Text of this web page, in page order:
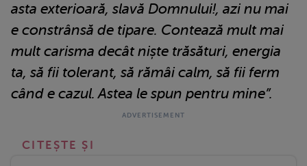
asta exterioară, slavă Domnului!, azi nu mai
e constrânsă de tipare. Contează mult mai
mult carisma decât niște trăsături, energia
ta, să fii tolerant, să rămâi calm, să fii ferm
când e cazul. Astea le spun pentru mine”.